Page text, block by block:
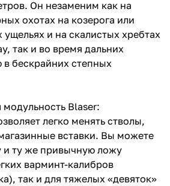
Он незаменим как на
охотах на козерога или
и на скалистых хребтах
так и во время дальних
бескрайних степных
Blaser:
легко менять стволы,
вставки. Вы можете
и ту же привычную ложу
варминт-калибров
так и для тяжелых «девяток»